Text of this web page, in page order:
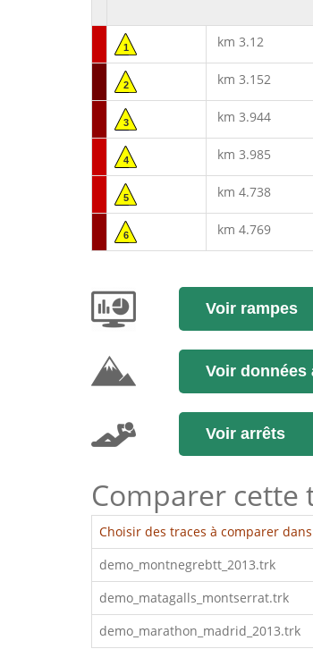
1 km 3.12
2 km 3.152
3 km 3.944
4 km 3.985
5 km 4.738
6 km 4.769
Voir rampes
Voir données
Voir arrêts
Comparer cette
Choisir des traces à comparer
demo_montnegrebtt_2013.trk
demo_matagalls_montserrat.trk
demo_marathon_madrid_2013.trk